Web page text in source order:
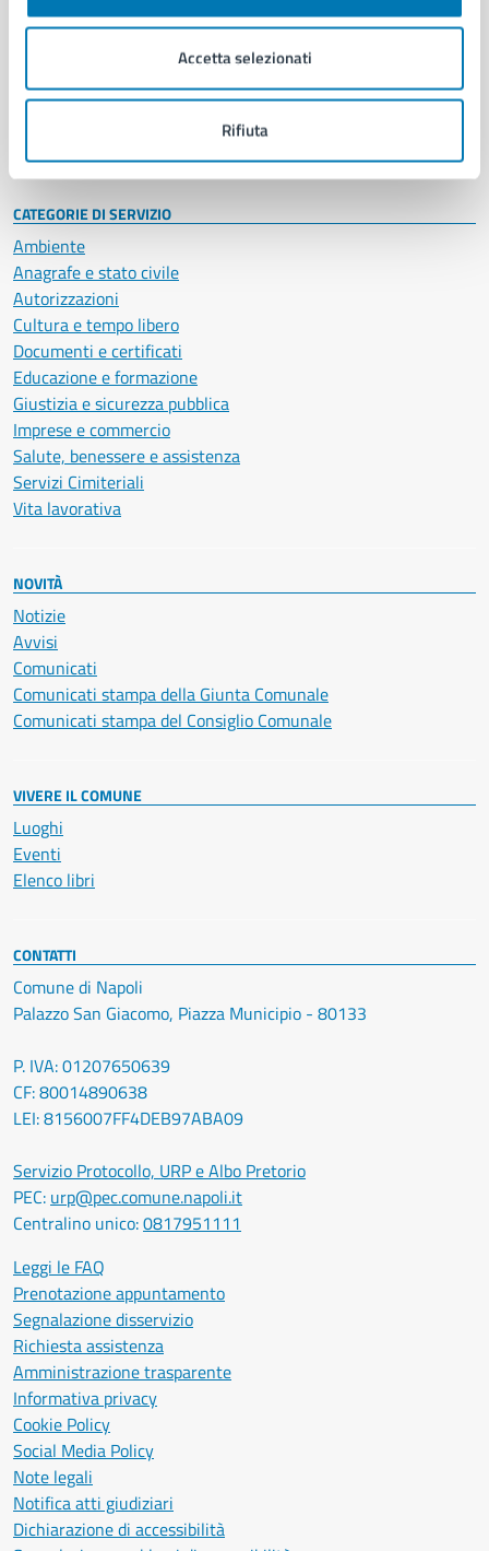
Accetta selezionati
Rifiuta
Enti e fondazioni
Personale amministrativo
Intranet, posta aziendale e protocollo
CATEGORIE DI SERVIZIO
Ambiente
Anagrafe e stato civile
Autorizzazioni
Cultura e tempo libero
Documenti e certificati
Educazione e formazione
Giustizia e sicurezza pubblica
Imprese e commercio
Salute, benessere e assistenza
Servizi Cimiteriali
Vita lavorativa
NOVITÀ
Notizie
Avvisi
Comunicati
Comunicati stampa della Giunta Comunale
Comunicati stampa del Consiglio Comunale
VIVERE IL COMUNE
Luoghi
Eventi
Elenco libri
CONTATTI
Comune di Napoli
Palazzo San Giacomo, Piazza Municipio - 80133
P. IVA: 01207650639
CF: 80014890638
LEI: 8156007FF4DEB97ABA09
Servizio Protocollo, URP e Albo Pretorio
PEC: urp@pec.comune.napoli.it
Centralino unico:0817951111
Leggi le FAQ
Prenotazione appuntamento
Segnalazione disservizio
Richiesta assistenza
Amministrazione trasparente
Informativa privacy
Cookie Policy
Social Media Policy
Note legali
Notifica atti giudiziari
Dichiarazione di accessibilità